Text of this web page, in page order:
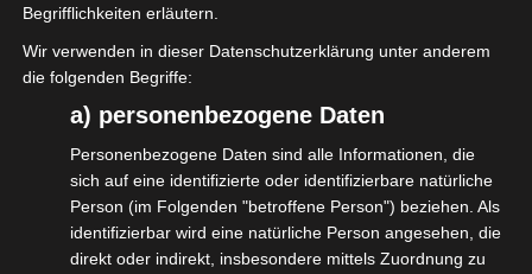
Gegenteil. Ich konnte eine Reihe zusätzlicher Probleme
aufzeigen, die dadurch entstehen würden. Aber immerhin mal ein
Veränderungsansatz.
4. Anpassung im Arbeitsrecht
Hierbei geht es um die These, das Plattformbetreiber durch eine
Beweislastumkehr stärker in die Pflicht genommen werden
Begrifflichkeiten erläutern.
Wir verwenden in dieser Datenschutzerklärung unter anderem
die folgenden Begriffe:
a) personenbezogene Daten
Personenbezogene Daten sind alle Informationen, die
sich auf eine identifizierte oder identifizierbare natürliche
Person (im Folgenden "betroffene Person") beziehen. Als
identifizierbar wird eine natürliche Person angesehen, die
direkt oder indirekt, insbesondere mittels Zuordnung zu